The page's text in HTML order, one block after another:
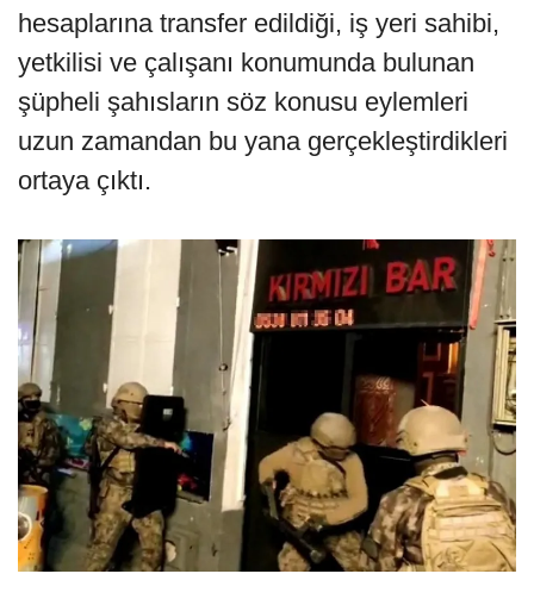
hesaplarına transfer edildiği, iş yeri sahibi,
yetkilisi ve çalışanı konumunda bulunan
şüpheli şahısların söz konusu eylemleri
uzun zamandan bu yana gerçekleştirdikleri
ortaya çıktı.